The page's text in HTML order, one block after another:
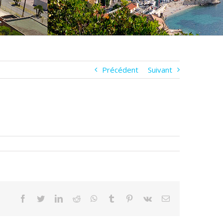
Précédent Suivant
Facebook
TwitterLinkedIn
Reddit WhatsApp
Tumblr Pinterest
Vk Email